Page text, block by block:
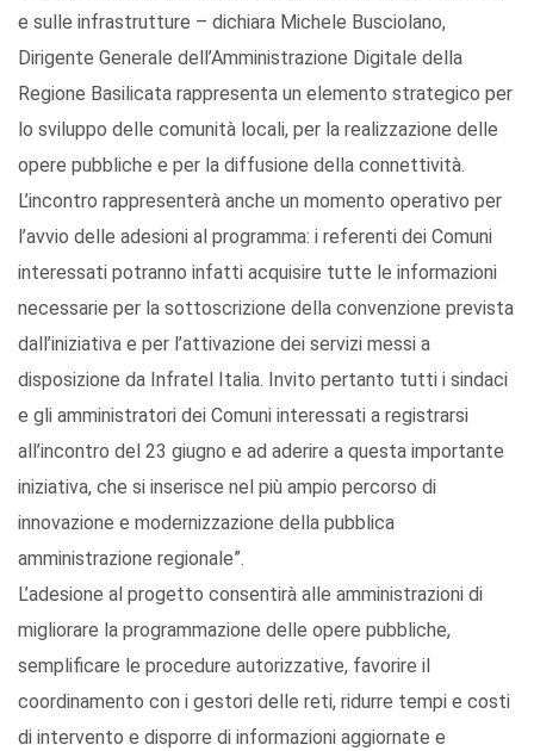
e sulle infrastrutture – dichiara Michele Busciolano,
Dirigente Generale dell’Amministrazione Digitale della
Regione Basilicata rappresenta un elemento strategico per
lo sviluppo delle comunità locali, per la realizzazione delle
opere pubbliche e per la diffusione della connettività.
L’incontro rappresenterà anche un momento operativo per
l’avvio delle adesioni al programma: i referenti dei Comuni
interessati potranno infatti acquisire tutte le informazioni
necessarie per la sottoscrizione della convenzione prevista
dall’iniziativa e per l’attivazione dei servizi messi a
disposizione da Infratel Italia. Invito pertanto tutti i sindaci
e gli amministratori dei Comuni interessati a registrarsi
all’incontro del 23 giugno e ad aderire a questa importante
iniziativa, che si inserisce nel più ampio percorso di
innovazione e modernizzazione della pubblica
amministrazione regionale”.
L’adesione al progetto consentirà alle amministrazioni di
migliorare la programmazione delle opere pubbliche,
semplificare le procedure autorizzative, favorire il
coordinamento con i gestori delle reti, ridurre tempi e costi
di intervento e disporre di informazioni aggiornate e